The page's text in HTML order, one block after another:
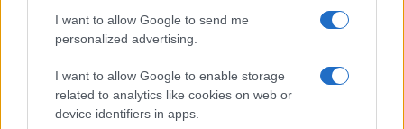
I want to allow Google to send me
personalized advertising.
I want to allow Google to enable storage
related to analytics like cookies on web or
device identifiers in apps.
moralismo: nel suo lettone Silvio fa quel che gli
Per chi andava a scuola in una città “rossa”, come